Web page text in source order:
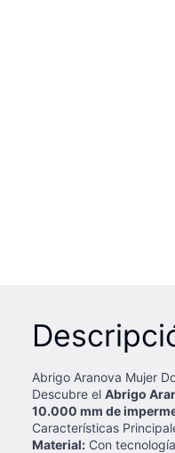
Abrigo Aranova Mujer
Descubre el Abrigo
10.000 mm de
Características
Material: Con tecnología